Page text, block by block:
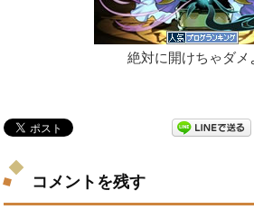
絶対に開けちゃダメ
コメントを残す